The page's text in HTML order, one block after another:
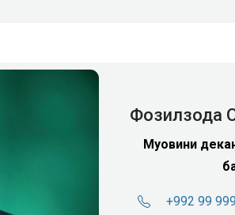
Фозилзода
Муовини
+992 99